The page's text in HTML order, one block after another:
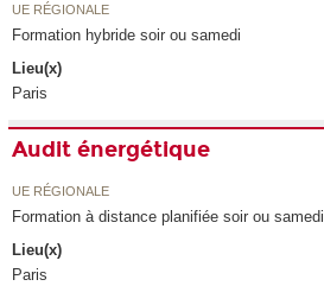
UE RÉGIONALE
Formation hybride soir ou samedi
Lieu(x)
Paris
Audit énergétique
UE RÉGIONALE
Formation à distance planifiée soir ou samedi
Lieu(x)
Paris